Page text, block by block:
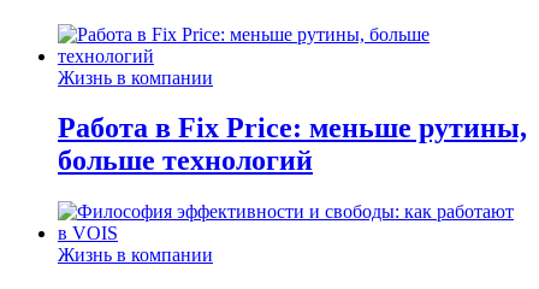
Жизнь в компании
Работа в Fix Price: меньше рутины,
больше технологий
Жизнь в компании